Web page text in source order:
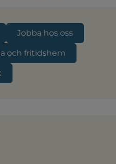
Jobba hos oss
och fritidshem